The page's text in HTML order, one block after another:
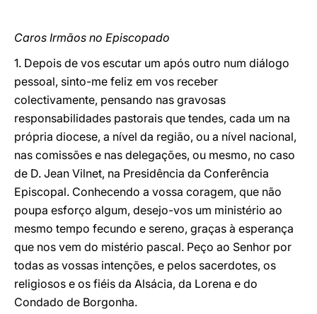
Caros Irmãos no Episcopado
1. Depois de vos escutar um após outro num diálogo
pessoal, sinto-me feliz em vos receber
colectivamente, pensando nas gravosas
responsabilidades pastorais que tendes, cada um na
própria diocese, a nível da região, ou a nível nacional,
nas comissões e nas delegações, ou mesmo, no caso
de D. Jean Vilnet, na Presidência da Conferência
Episcopal. Conhecendo a vossa coragem, que não
poupa esforço algum, desejo-vos um ministério ao
mesmo tempo fecundo e sereno, graças à esperança
que nos vem do mistério pascal. Peço ao Senhor por
todas as vossas intenções, e pelos sacerdotes, os
religiosos e os fiéis da Alsácia, da Lorena e do
Condado de Borgonha.